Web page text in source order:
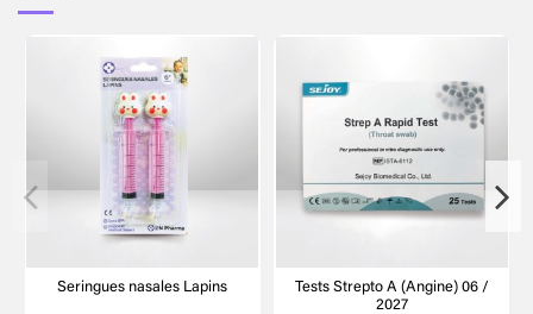
Seringues nasales Lapins
Tests Strepto A (Angine) 06 /
2027